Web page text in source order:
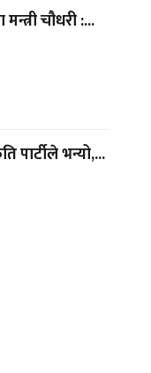
चौधरी :...
पार्टीले भन्यो,...